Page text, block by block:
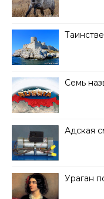
Семь
Адская
Ураган